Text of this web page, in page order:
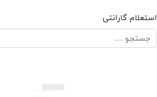
استعلام گارانتی